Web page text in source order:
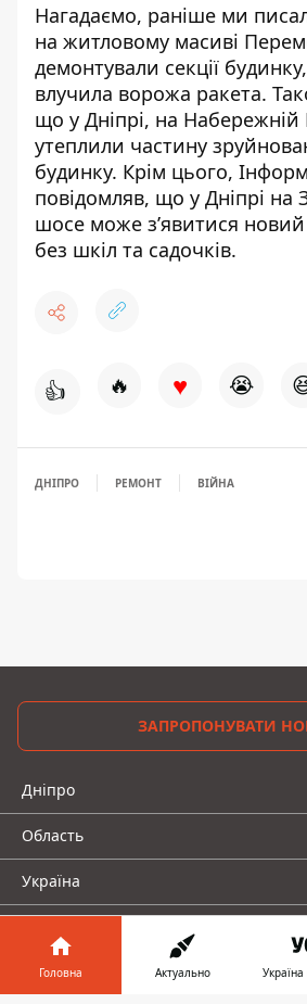
Нагадаємо, раніше ми
на житловому масиві
демонтували секції
влучила ворожа ракета.
що у Дніпрі, на
утеплили частину
будинку. Крім цього,
повідомляв, що у Дніпрі на
шосе може з’явитися
без шкіл та садочків.
👍 🔥 ♥ 😭
ДНІПРО РЕМОНТ ВІЙНА
ЗАПРОПОНУВАТИ
Дніпро
Область
Україна
Пресрелізи
Головна Актуально Україна